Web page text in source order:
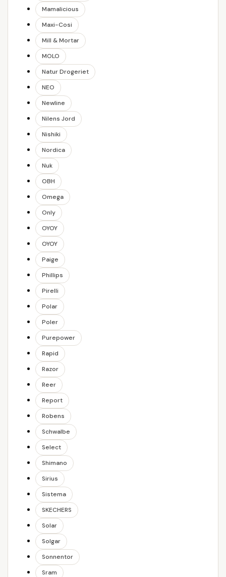
Mamalicious
Maxi-Cosi
Mill & Mortar
MOLO
Natur Drogeriet
NEO
Newline
Nilens Jord
Nishiki
Nordica
Nuk
OBH
Omega
Only
OYOY
OYOY
Paige
Phillips
Pirelli
Polar
Poler
Purepower
Rapid
Razor
Reer
Report
Robens
Schwalbe
Select
Shimano
Sirius
Sistema
SKECHERS
Solar
Solgar
Sonnentor
Sram